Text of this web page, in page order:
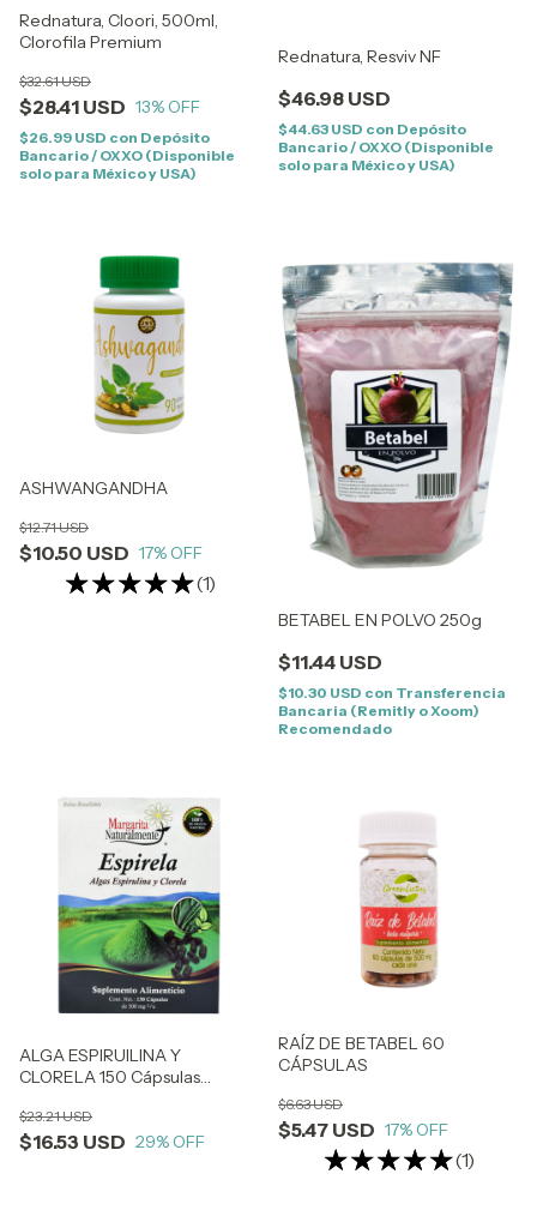
Rednatura, Cloori, 500ml,
Clorofila Premium
$28.41 USD
$32.61 USD
13% OFF
$26.99 USD con Depósito
Bancario / OXXO (Disponible
solo para México y USA)
Rednatura, Resviv NF
$46.98 USD
$44.63 USD con Depósito
Bancario / OXXO (Disponible
solo para México y USA)
ASHWANGANDHA
$10.50 USD
$12.71 USD
17% OFF
(1)
BETABEL EN POLVO 250g
$11.44 USD
$10.30 USD con Transferencia
Bancaria (Remitly o Xoom)
Recomendado
ALGA ESPIRUILINA Y
CLORELA 150 Cápsulas
$16.53 USD
$23.21 USD
29% OFF
RAÍZ DE BETABEL 60
CÁPSULAS
$5.47 USD
$6.63 USD
17% OFF
(1)